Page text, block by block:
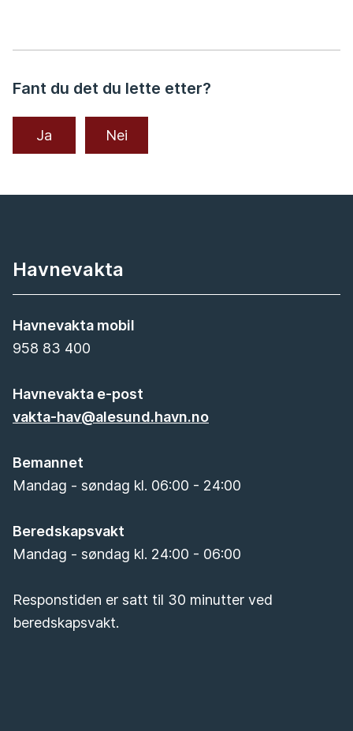
Fant du det du lette etter?
Ja Nei
Havnevakta
Havnevakta mobil
958 83 400
Havnevakta e-post
vakta-hav@alesund.havn.no
Bemannet
Mandag - søndag kl. 06:00 - 24:00
Beredskapsvakt
Mandag - søndag kl. 24:00 - 06:00
Responstiden er satt til 30 minutter ved
beredskapsvakt.